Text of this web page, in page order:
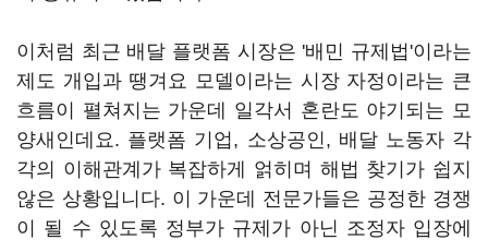
이처럼 최근 배달 플랫폼 시장은 '배민 규제법'이라는
제도 개입과 땡겨요 모델이라는 시장 자정이라는 큰
흐름이 펼쳐지는 가운데 일각서 혼란도 야기되는 모
양새인데요. 플랫폼 기업, 소상공인, 배달 노동자 각
각의 이해관계가 복잡하게 얽히며 해법 찾기가 쉽지
않은 상황입니다. 이 가운데 전문가들은 공정한 경쟁
이 될 수 있도록 정부가 규제가 아닌 조정자 입장에